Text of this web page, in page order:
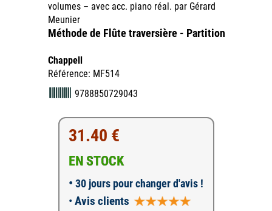
volumes – avec acc. piano réal. par Gérard
Meunier
Méthode de Flûte traversière - Partition
Chappell
Référence: MF514
9788850729043
31.40 €
EN STOCK
• 30 jours pour changer d'avis !
• Avis clients